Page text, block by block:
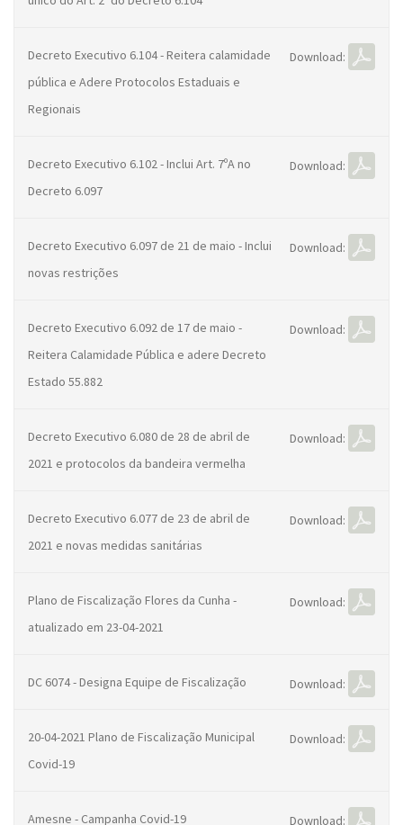
Decreto Executivo 6.104 - Reitera calamidade
pública e Adere Protocolos Estaduais e
Regionais
Download:
Decreto Executivo 6.102 - Inclui Art. 7ºA no
Decreto 6.097
Download:
Decreto Executivo 6.097 de 21 de maio - Inclui
novas restrições
Download:
Decreto Executivo 6.092 de 17 de maio -
Reitera Calamidade Pública e adere Decreto
Estado 55.882
Download:
Decreto Executivo 6.080 de 28 de abril de
2021 e protocolos da bandeira vermelha
Download:
Decreto Executivo 6.077 de 23 de abril de
2021 e novas medidas sanitárias
Download:
Plano de Fiscalização Flores da Cunha -
atualizado em 23-04-2021
Download:
DC 6074 - Designa Equipe de Fiscalização Download:
20-04-2021 Plano de Fiscalização Municipal
Covid-19
Download:
Amesne - Campanha Covid-19 Download: